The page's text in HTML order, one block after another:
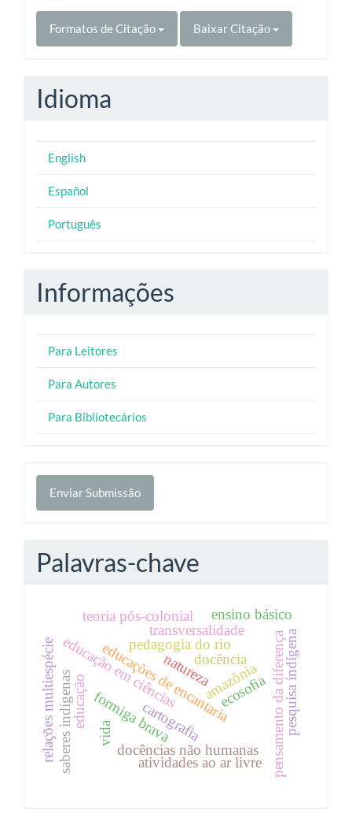
Formatos de Citação Baixar Citação
Idioma
English
Español
Português
Informações
Para Leitores
Para Autores
Para Bibliotecários
Enviar
Submissão
Enviar Submissão
Palavras-chave
formiga brava
amazônia
educações de encantaria
docências não humanas
educação pensamento da diferença
docência
vida
educação em ciênciaspedagogia do rio
ecosofia
transversalidade
cartografia pesquisa indígena
relações multiespécie natureza
atividades ao ar livre
ensino básico
saberes indígenas
teoria pós-colonial